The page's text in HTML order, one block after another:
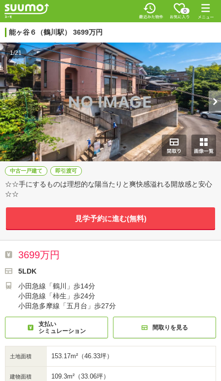
0
能ヶ谷６（鶴川駅） 3699万円
1/21
中古一戸建て 即引渡可
☆☆手にするものは理想的な陽当たりと爽快感溢れる開放感と安心
☆☆
見学予約に進む(無料)
3699万円
5LDK
小田急線「鶴川」歩14分
小田急線「柿生」歩24分
小田急多摩線「五月台」歩27分
支払い
シミュレーション
間取りを見る
土地面積 153.17m²（46.33坪）
建物面積 109.3m²（33.06坪）